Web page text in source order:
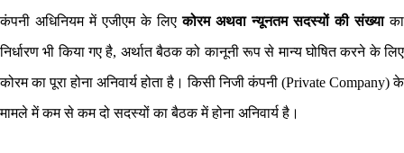
कंपनी अधिनियम में एजीएम के लिएकोरम अथवा न्यूनतम सदस्यों की संख्याका
निर्धारण भी किया गए है, अर्थात बैठक को कानूनी रूप से मान्य घोषित करने के लिए
कोरम का पूरा होना अनिवार्य होता है। किसी निजी कंपनी (Private Company) के
मामले में कम से कम दो सदस्यों का बैठक में होना अनिवार्य है।